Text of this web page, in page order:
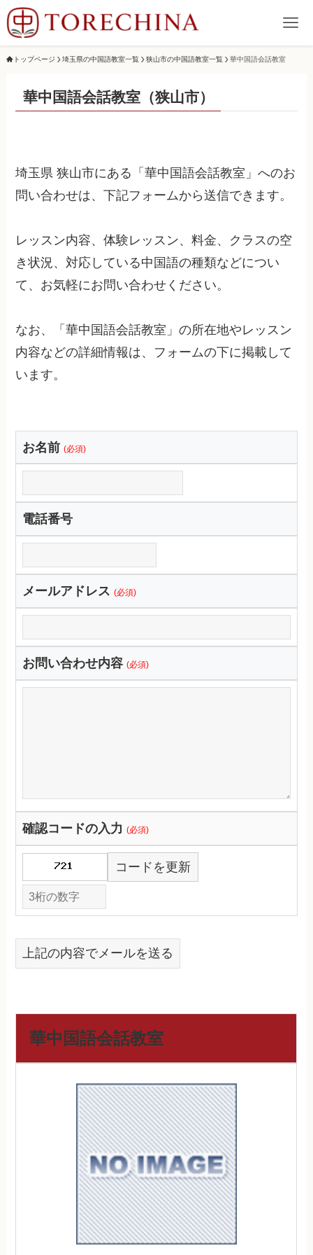
トップページ 埼玉県の中国語教室一覧 狭山市の中国語教室一覧 華中国語会話教室
華中国語会話教室（狭山市）
埼玉県 狭山市にある「華中国語会話教室」へのお
問い合わせは、下記フォームから送信できます。
レッスン内容、体験レッスン、料金、クラスの空
き状況、対応している中国語の種類などについ
て、お気軽にお問い合わせください。
なお、「華中国語会話教室」の所在地やレッスン
内容などの詳細情報は、フォームの下に掲載して
います。
お名前 (必須)
電話番号
メールアドレス (必須)
お問い合わせ内容 (必須)
確認コードの入力(必須)
コードを更新
上記の内容でメールを送る
華中国語会話教室